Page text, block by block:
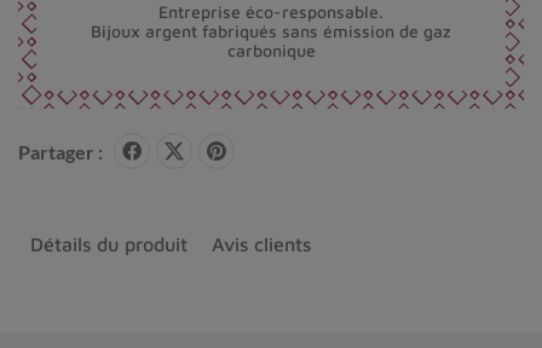
Entreprise éco-responsable.
Bijoux argent fabriqués sans émission de gaz
carbonique
Partager :
Détails du produit Avis clients